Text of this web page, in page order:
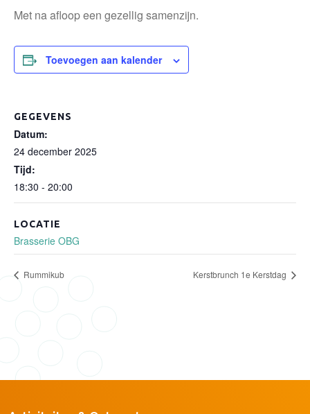
Met na afloop een gezellig samenzijn.
Toevoegen aan kalender
GEGEVENS
Datum:
24 december 2025
Tijd:
18:30 - 20:00
LOCATIE
Brasserie OBG
Rummikub Kerstbrunch 1e Kerstdag